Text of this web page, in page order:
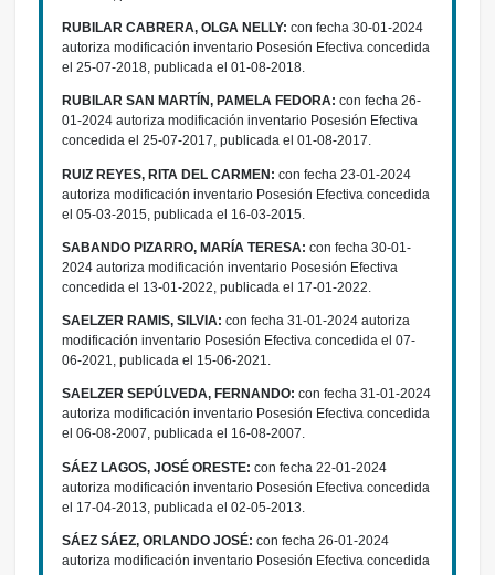
RUBILAR CABRERA, OLGA NELLY: con fecha 30-01-2024
autoriza modificación inventario Posesión Efectiva concedida
el 25-07-2018, publicada el 01-08-2018.
RUBILAR SAN MARTÍN, PAMELA FEDORA: con fecha 26-
01-2024 autoriza modificación inventario Posesión Efectiva
concedida el 25-07-2017, publicada el 01-08-2017.
RUIZ REYES, RITA DEL CARMEN: con fecha 23-01-2024
autoriza modificación inventario Posesión Efectiva concedida
el 05-03-2015, publicada el 16-03-2015.
SABANDO PIZARRO, MARÍA TERESA: con fecha 30-01-
2024 autoriza modificación inventario Posesión Efectiva
concedida el 13-01-2022, publicada el 17-01-2022.
SAELZER RAMIS, SILVIA: con fecha 31-01-2024 autoriza
modificación inventario Posesión Efectiva concedida el 07-
06-2021, publicada el 15-06-2021.
SAELZER SEPÚLVEDA, FERNANDO: con fecha 31-01-2024
autoriza modificación inventario Posesión Efectiva concedida
el 06-08-2007, publicada el 16-08-2007.
SÁEZ LAGOS, JOSÉ ORESTE: con fecha 22-01-2024
autoriza modificación inventario Posesión Efectiva concedida
el 17-04-2013, publicada el 02-05-2013.
SÁEZ SÁEZ, ORLANDO JOSÉ: con fecha 26-01-2024
autoriza modificación inventario Posesión Efectiva concedida